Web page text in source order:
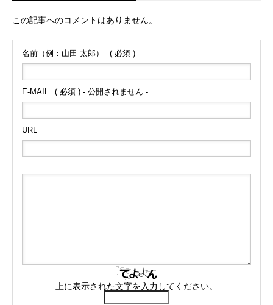
この記事へのコメントはありません。
名前（例：山田 太郎） ( 必須 )
E-MAIL ( 必須 ) - 公開されません -
URL
上に表示された文字を入力してください。